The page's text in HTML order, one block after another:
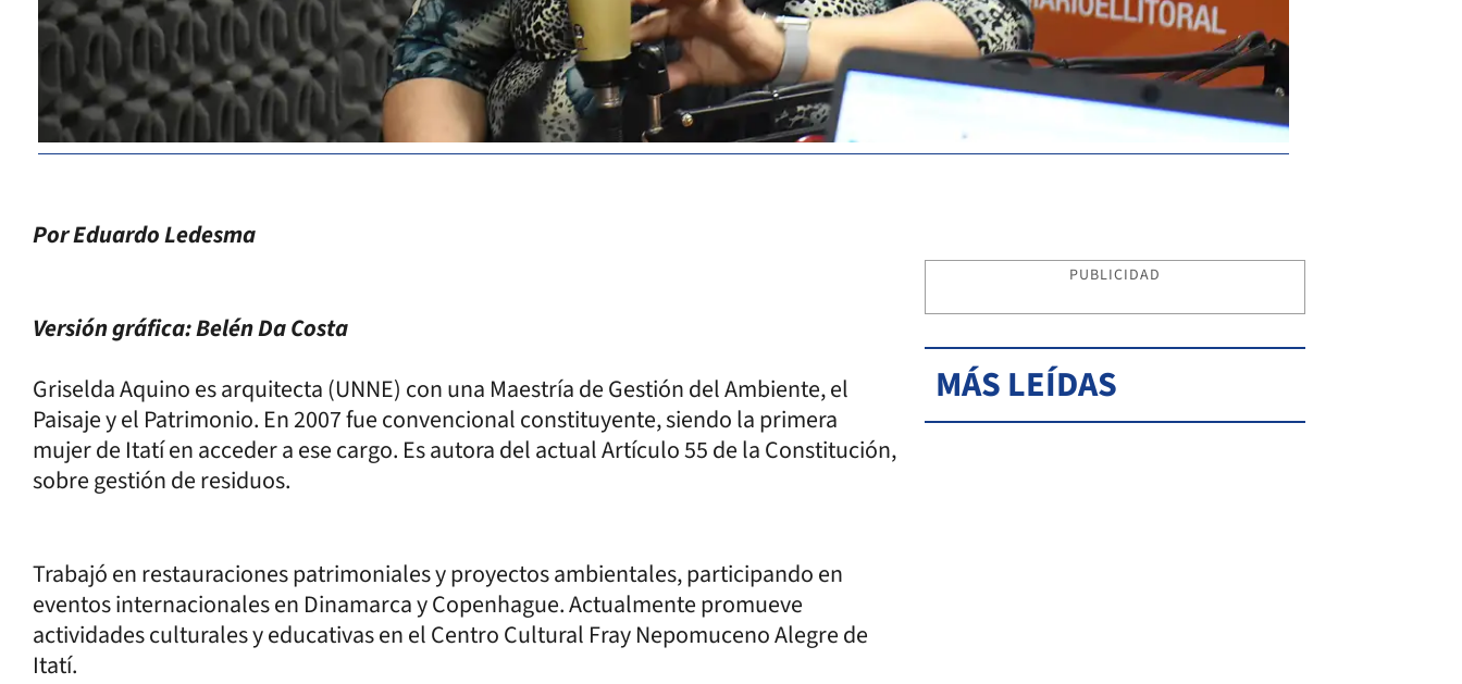
Por Eduardo Ledesma
Versión gráfica: Belén Da Costa
Griselda Aquino es arquitecta (UNNE) con una Maestría de Gestión del Ambiente, el
Paisaje y el Patrimonio. En 2007 fue convencional constituyente, siendo la primera
mujer de Itatí en acceder a ese cargo. Es autora del actual Artículo 55 de la Constitución,
sobre gestión de residuos.
Trabajó en restauraciones patrimoniales y proyectos ambientales, participando en
eventos internacionales en Dinamarca y Copenhague. Actualmente promueve
actividades culturales y educativas en el Centro Cultural Fray Nepomuceno Alegre de
Itatí.
PUBLICIDAD
MÁS LEÍDAS